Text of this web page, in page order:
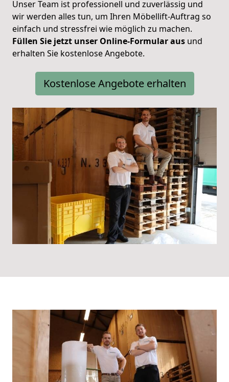
Unser Team ist professionell und zuverlässig und
wir werden alles tun, um Ihren Möbellift-Auftrag so
einfach und stressfrei wie möglich zu machen.
Füllen Sie jetzt unser Online-Formular aus und
erhalten Sie kostenlose Angebote.
Kostenlose Angebote erhalten